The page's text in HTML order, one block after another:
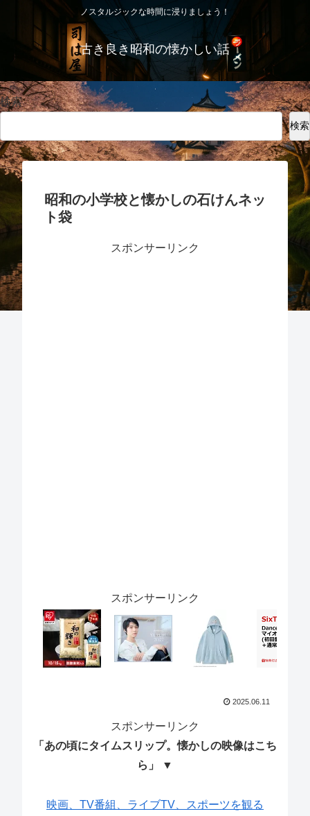
ノスタルジックな時間に浸りましょう！
古き良き昭和の懐かしい話
検索
検索
昭和の小学校と懐かしの石けんネッ
ト袋
スポンサーリンク
スポンサーリンク
2025.06.11
スポンサーリンク
「あの頃にタイムスリップ。懐かしの映像はこち
ら」 ▼
映画、TV番組、ライブTV、スポーツを観る